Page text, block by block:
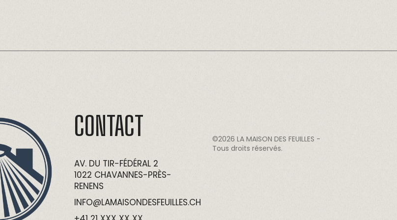
CONTACT
AV. DU TIR-FÉDÉRAL 2
1022 CHAVANNES-PRÈS-
RENENS
INFO@LAMAISONDESFEUILLES.CH
©2026 LA MAISON DES FEUILLES -
Tous droits réservés.